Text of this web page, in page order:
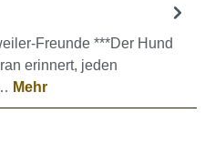
Freunde ***Der Hund
erinnert, jeden
Mehr